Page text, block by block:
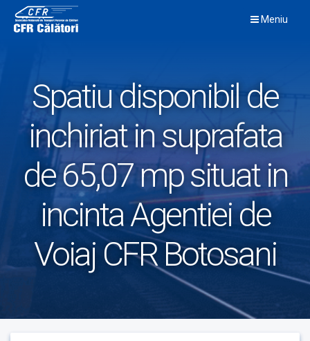
content
Meniu
Spatiu disponibil de
inchiriat in suprafata
de 65,07 mp situat in
incinta Agentiei de
Voiaj CFR Botosani